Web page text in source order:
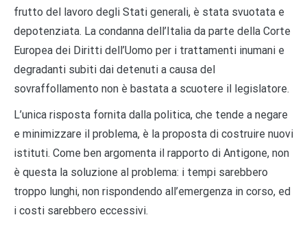
frutto del lavoro degli Stati generali, è stata svuotata e
depotenziata. La condanna dell’Italia da parte della Corte
Europea dei Diritti dell’Uomo per i trattamenti inumani e
degradanti subiti dai detenuti a causa del
sovraffollamento non è bastata a scuotere il legislatore.
L’unica risposta fornita dalla politica, che tende a negare
e minimizzare il problema, è la proposta di costruire nuovi
istituti. Come ben argomenta il rapporto di Antigone, non
è questa la soluzione al problema: i tempi sarebbero
troppo lunghi, non rispondendo all’emergenza in corso, ed
i costi sarebbero eccessivi.